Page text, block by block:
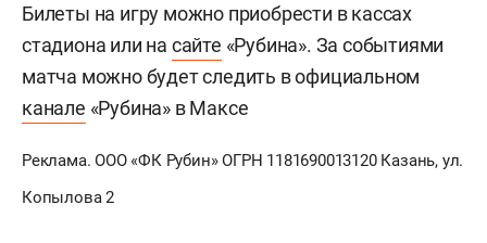
Билеты на игру можно приобрести в кассах
стадиона или на сайте «Рубина». За событиями
матча можно будет следить в официальном
канале «Рубина» в Максе
Реклама. ООО «ФК Рубин» ОГРН 1181690013120 Казань, ул.
Копылова 2